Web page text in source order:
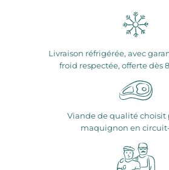
Livraison réfrigérée, avec
froid respectée, offerte dès
Viande de qualité choisit
maquignon en